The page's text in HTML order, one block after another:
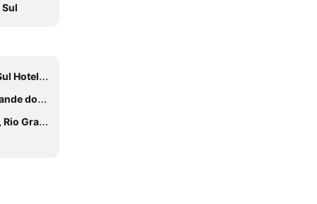
Hoteles
Hoteles
Sul Hoteles